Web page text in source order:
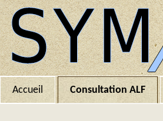
Accueil Consultation ALF